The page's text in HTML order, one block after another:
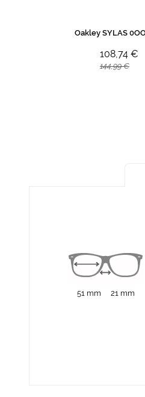
Oakley SYLAS
108,74 €
144,99 €
51 mm 21 mm